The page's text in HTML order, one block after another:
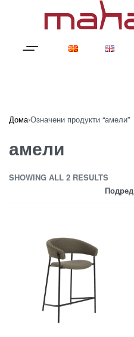
Дома›Означени продукти “амели”
амели
SHOWING ALL 2 RESULTS